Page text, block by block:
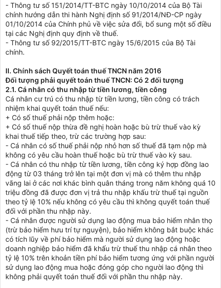
- Thông tư số 151/2014/TT-BTC ngày 10/10/2014 của Bộ Tài
chính hướng dẫn thi hành Nghị định số 91/2014/NĐ-CP ngày
01/10/2014 của Chính phủ về việc sửa đổi, bổ sung một số điều
tại các Nghị định quy định về thuế.
- Thông tư số 92/2015/TT-BTC ngày 15/6/2015 của Bộ Tài
chính.
II. Chính sách Quyết toán thuế TNCN năm 2016
Đối tượng phải quyết toán thuế TNCN: Có 2 đối tượng
2.1. Cá nhân có thu nhập từ tiền lương, tiền công
Cá nhân cư trú có thu nhập từ tiền lương, tiền công có trách
nhiệm khai quyết toán thuế nếu:
+ Có số thuế phải nộp thêm hoặc:
+ Có số thuế nộp thừa đề nghị hoàn hoặc bù trừ thuế vào kỳ
khai thuế tiếp theo, trừ các trường hợp sau:
- Cá nhân có số thuế phải nộp nhỏ hơn số thuế đã tạm nộp mà
không có yêu cầu hoàn thuế hoặc bù trừ thuế vào kỳ sau.
- Cá nhân có thu nhập từ tiền lương, tiền công ký hợp đồng lao
động từ 03 tháng trở lên tại một đơn vị mà có thêm thu nhập
vãng lai ở các nơi khác bình quân tháng trong năm không quá 10
triệu đồng đã được đơn vị trả thu nhập khấu trừ thuế tại nguồn
theo tỷ lệ 10% nếu không có yêu cầu thì không quyết toán thuế
đối với phần thu nhập này.
- Cá nhân được người sử dụng lao động mua bảo hiểm nhân thọ
(trừ bảo hiểm hưu trí tự nguyện), bảo hiểm không bắt buộc khác
có tích lũy về phí bảo hiểm mà người sử dụng lao động hoặc
doanh nghiệp bảo hiểm đã khấu trừ thuế thu nhập cá nhân theo
tỷ lệ 10% trên khoản tiền phí bảo hiểm tương ứng với phần người
sử dụng lao động mua hoặc đóng góp cho người lao động thì
không phải quyết toán thuế đối với phần thu nhập này.